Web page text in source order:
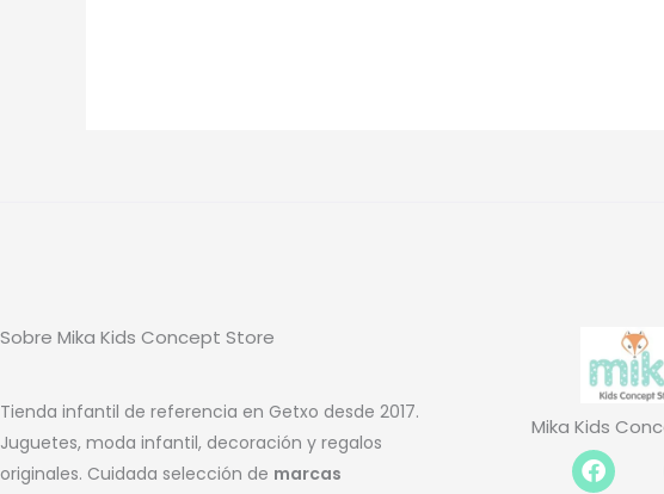
Sobre Mika Kids Concept Store
Tienda infantil de referencia en Getxo desde 2017.
Juguetes, moda infantil, decoración y regalos
originales. Cuidada selección de marcas
Mika Kids
f